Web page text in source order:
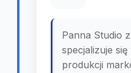
Panna Studio
specjalizuje
produkcji